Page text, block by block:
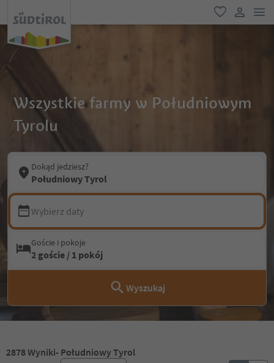
ulubione
link
Wszystkie farmy w Południowym
Tyrolu
Dokąd jedziesz?
Południowy Tyrol
Wybierz daty
Goście i pokoje
2 goście / 1 pokój
Wyszukaj
2878Wyniki- Południowy Tyrol